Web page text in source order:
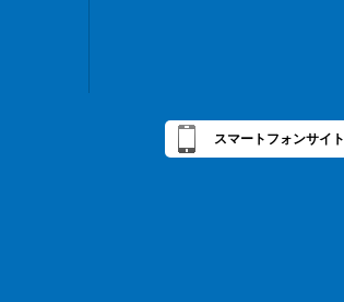
スマートフォンサイト